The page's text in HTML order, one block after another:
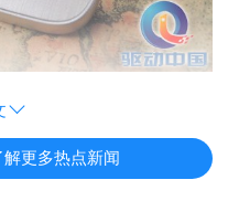
更多热点新闻